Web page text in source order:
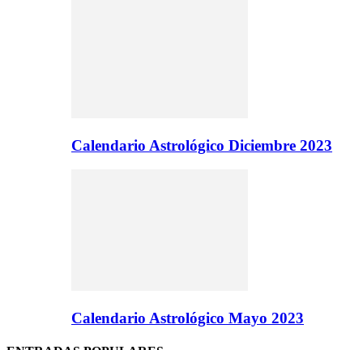
Calendario Astrológico Diciembre 2023
Calendario Astrológico Mayo 2023